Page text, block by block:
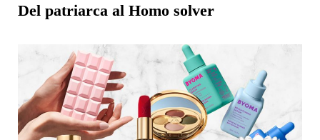
Del patriarca al Homo solver